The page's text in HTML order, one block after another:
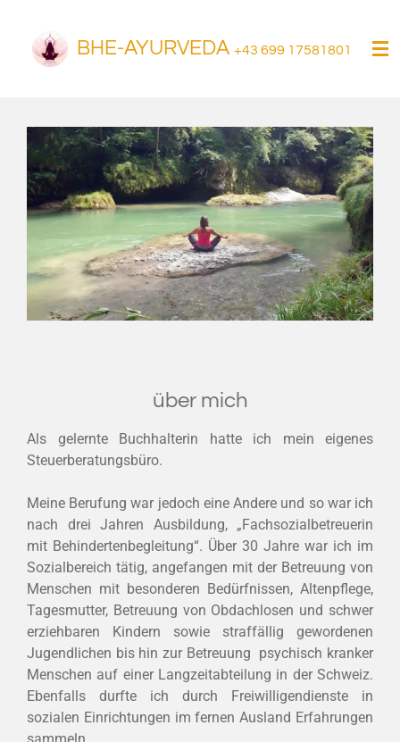
Hauptinhalt
springen
BHE-AYURVEDA +43 699 17581801
über mich
Als gelernte Buchhalterin hatte ich mein eigenes
Steuerberatungsbüro.
Meine Berufung war jedoch eine Andere und so war ich
nach drei Jahren Ausbildung, „Fachsozialbetreuerin
mit Behindertenbegleitung“. Über 30 Jahre war ich im
Sozialbereich tätig, angefangen mit der Betreuung von
Menschen mit besonderen Bedürfnissen, Altenpflege,
Tagesmutter, Betreuung von Obdachlosen und schwer
erziehbaren Kindern sowie straffällig gewordenen
Jugendlichen bis hin zur Betreuung psychisch kranker
Menschen auf einer Langzeitabteilung in der Schweiz.
Ebenfalls durfte ich durch Freiwilligendienste in
sozialen Einrichtungen im fernen Ausland Erfahrungen